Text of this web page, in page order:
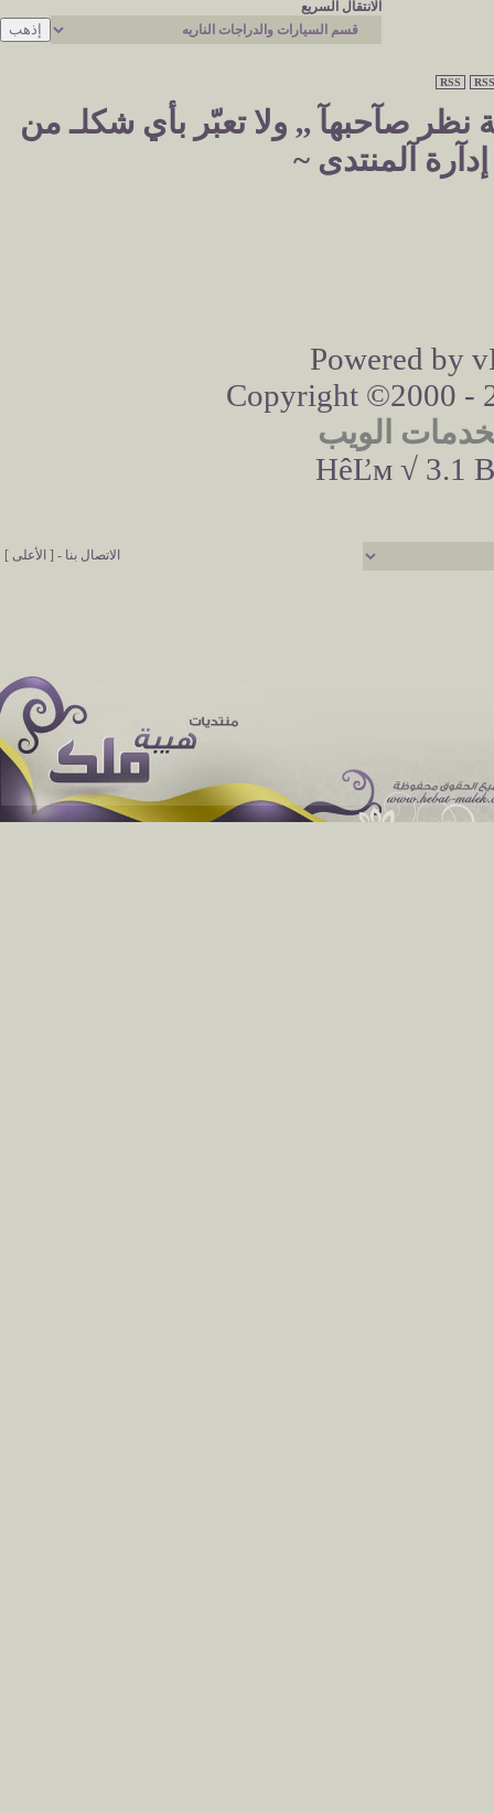
الانتقال السريع
RSS
صآحبهآ ,, ولا تعبّر بأي شكلـ من
آلمنتدى ~
Powered by
Copyright ©2000 -
الويب
HêĽм √ 3.1
الاتصال بنا - [ الأعلى ]